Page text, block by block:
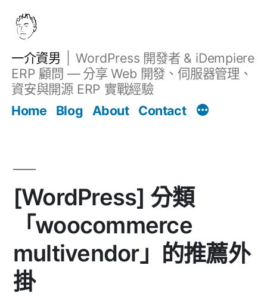
一介資男
WordPress 開發者 & iDempiere
ERP 顧問 — 分享 Web 開發、伺服器管理、
資安與開源 ERP 實戰經驗
Home
Blog About Contact
[WordPress] 分類
「woocommerce
multivendor」的推薦外
掛
文章